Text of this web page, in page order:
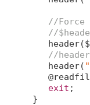
//Force
//
//
   header(
exit ;
}